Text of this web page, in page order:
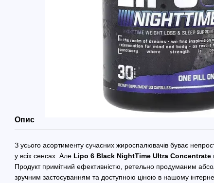
Опис
З усього асортименту сучасних жироспалювачів буває
у всіх сенсах. Але Lipo 6 Black NightTime Ultra Concentrate
Продукт примітний ефективністю, ретельно продуманим
зручним застосуванням та доступною ціною в нашому